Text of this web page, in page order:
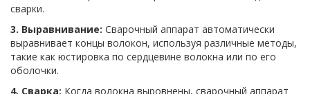
сварки.
3. Выравнивание: Сварочный аппарат автоматически
выравнивает концы волокон, используя различные методы,
такие как юстировка по сердцевине волокна или по его
оболочки.
4. Сварка: Когда волокна выровнены, сварочный аппарат